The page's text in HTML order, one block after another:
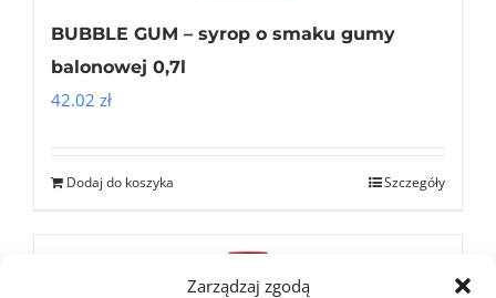
Zarządzaj zgodą
BUBBLE GUM – syrop o smaku gumy
balonowej 0,7l
42.02 zł
Dodaj do koszyka Szczegóły